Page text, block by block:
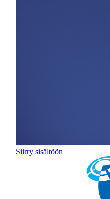
Siirry sisältöön